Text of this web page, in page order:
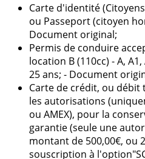
Carte d'identité
ou Passeport (citoyen
Document original;
Permis de conduire
location B (110cc) - A,
25 ans; - Document
Carte de crédit, ou
les autorisations
ou AMEX), pour la
garantie (seule une
montant de 500,00€, ou
souscription à